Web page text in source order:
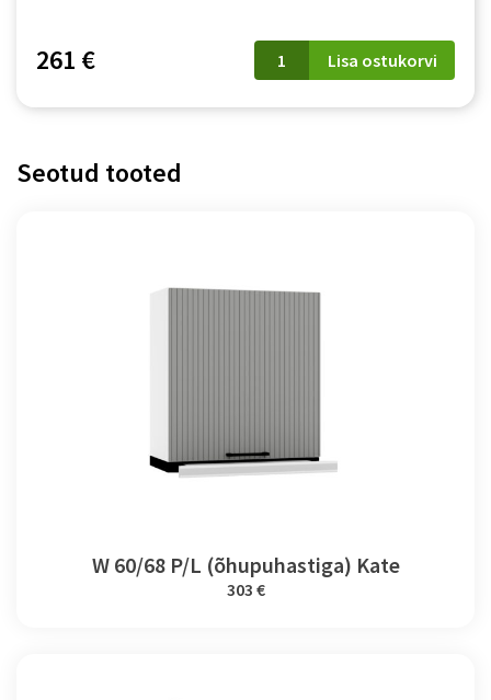
261 €
D
Kate
Lisa ostukorvi
Seotud tooted
W 60/68 P/L (õhupuhastiga) Kate
303 €